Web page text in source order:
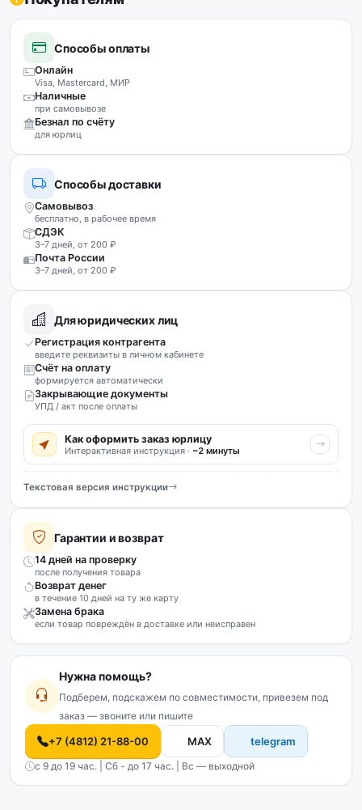
Способы оплаты
Онлайн
Visa, Mastercard, МИР
Наличные
при самовывозе
Безнал по счёту
для юрлиц
Способы доставки
Самовывоз
бесплатно, в рабочее время
СДЭК
3–7 дней, от 200 ₽
Почта России
3–7 дней, от 200 ₽
Для юридических лиц
Регистрация контрагента
введите реквизиты в личном кабинете
Счёт на оплату
формируется автоматически
Закрывающие документы
УПД / акт после оплаты
Как оформить заказ юрлицу
Интерактивная инструкция · ~2 минуты
Текстовая версия инструкции
Гарантии и возврат
14 дней на проверку
после получения товара
Возврат денег
в течение 10 дней на ту же карту
Замена брака
если товар повреждён в доставке или неисправен
Нужна помощь?
Подберем, подскажем по совместимости, привезем под
заказ — звоните или пишите
+7 (4812) 21-88-00 MAX telegram
с 9 до 19 час. | Сб - до 17 час. | Вс — выходной